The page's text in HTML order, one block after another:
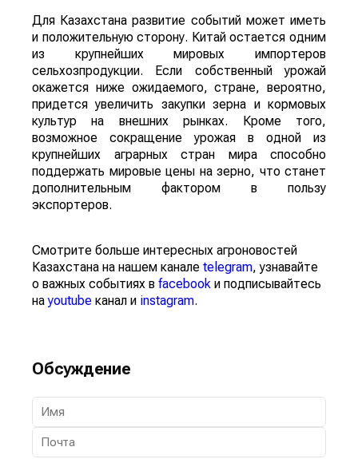
Для Казахстана развитие событий может иметь
и положительную сторону. Китай остается одним
из крупнейших мировых импортеров
сельхозпродукции. Если собственный урожай
окажется ниже ожидаемого, стране, вероятно,
придется увеличить закупки зерна и кормовых
культур на внешних рынках. Кроме того,
возможное сокращение урожая в одной из
крупнейших аграрных стран мира способно
поддержать мировые цены на зерно, что станет
дополнительным фактором в пользу
экспортеров.
Смотрите больше интересных агроновостей
Казахстана на нашем канале telegram, узнавайте
о важных событиях в facebook и подписывайтесь
наyoutube канал и instagram.
Обсуждение